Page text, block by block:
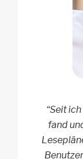
“Seit
fand